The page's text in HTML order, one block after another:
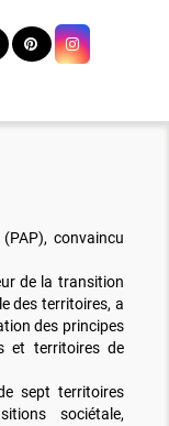
convaincu
de la transition
des territoires, a
des principes
et territoires de
sept territoires
sociétale,